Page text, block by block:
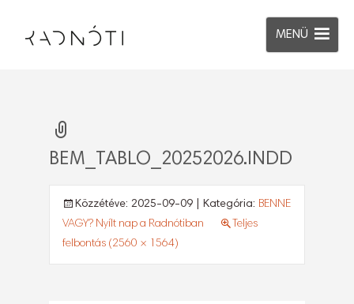
MENÜ
BEM_TABLO_20252026.INDD
Közzétéve: 2025-09-09 | Kategória: BENNE
VAGY? Nyílt nap a Radnótiban
Teljes
felbontás (2560 × 1564)